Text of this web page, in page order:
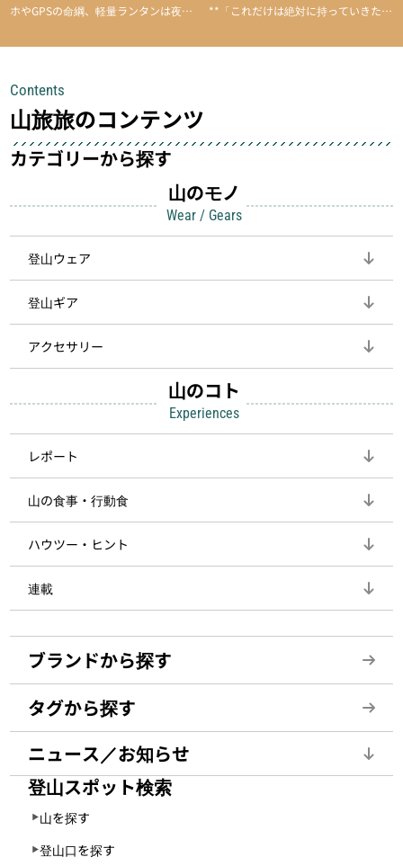
ホやGPSの命綱、軽量ランタンは夜間
して安全にしてくれます
**「これだけは絶対に持っていきた
Contents
山旅旅のコンテンツ
カテゴリーから探す
山のモノ
Wear / Gears
登山ウェア
登山ギア
アクセサリー
山のコト
Experiences
レポート
山の食事・行動食
ハウツー・ヒント
連載
ブランドから探す
タグから探す
ニュース／お知らせ
登山スポット検索
山を探す
登山口を探す